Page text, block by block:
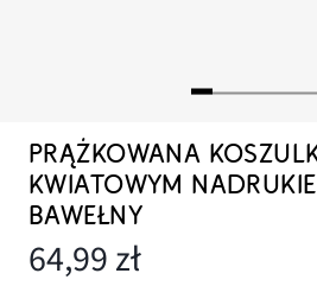
PRĄŻKOWANA
KWIATOWYM
BAWEŁNY
64,99 zł